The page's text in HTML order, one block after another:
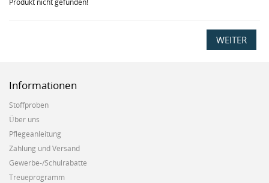
Produkt nicht gefunden!
WEITER
Informationen
Stoffproben
Über uns
Pflegeanleitung
Zahlung und Versand
Gewerbe-/Schulrabatte
Treueprogramm